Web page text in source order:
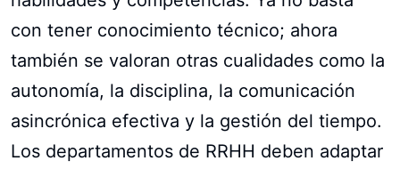
con tener conocimiento técnico; ahora
también se valoran otras cualidades como la
autonomía, la disciplina, la comunicación
asincrónica efectiva y la gestión del tiempo.
Los departamentos de RRHH deben adaptar